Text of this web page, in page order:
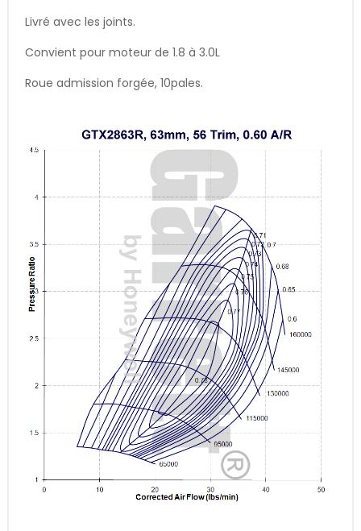
Livré avec les joints.
Convient pour moteur de 1.8 à 3.0L
Roue admission forgée, 10pales.